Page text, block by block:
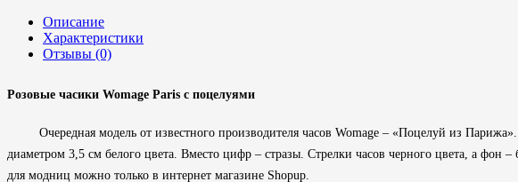
Описание
Характеристики
Отзывы (0)
Розовые часики Womage Paris с поцелуями
Очередная модель от известного производителя часов Womage – «Поцелуй из
диаметром 3,5 см белого цвета. Вместо цифр – стразы. Стрелки часов черного цвета, а фон
для модниц можно только в интернет магазине Shopup.